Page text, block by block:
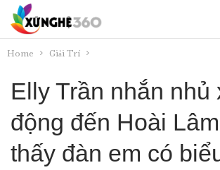
Home Giải Trí
Elly Trần nhắn nhủ
động đến Hoài
thấy đàn em có